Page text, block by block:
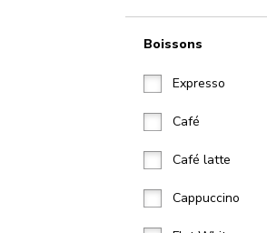
Boissons
Expresso
Café
Café latte
Cappuccino